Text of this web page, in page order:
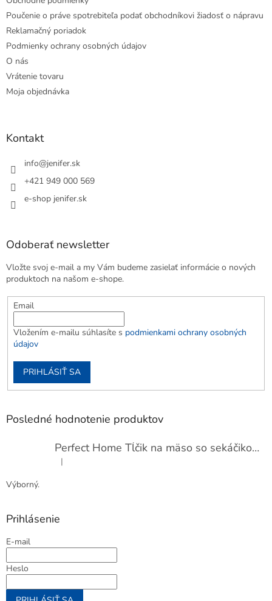
Poučenie o práve spotrebiteľa podať obchodníkovi žiadosť o nápravu
Reklamačný poriadok
Podmienky ochrany osobných údajov
O nás
Vrátenie tovaru
Moja objednávka
Kontakt
info@jenifer.sk
+421 949 000 569
e-shop jenifer.sk
Odoberať newsletter
Vložte svoj e-mail a my Vám budeme zasielať informácie o nových
produktoch na našom e-shope.
Email
Vložením e-mailu súhlasíte s podmienkami ochrany osobných
údajov
PRIHLÁSIŤ SA
Posledné hodnotenie produktov
Perfect Home Tĺčik na mäso so sekáčikom, 56893
Hodnotenie produktu je 5 z 5 hviezdičiek.
|
Výborný.
Prihlásenie
E-mail
Heslo